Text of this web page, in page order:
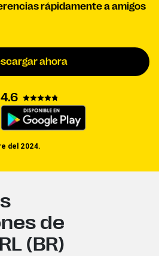
rápidamente a amigos
ahora
4.6
del 2024.
de
(BR)